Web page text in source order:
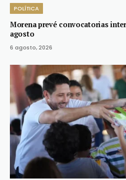
POLÍTICA
Morena prevé convocatorias
agosto
6 agosto, 2026